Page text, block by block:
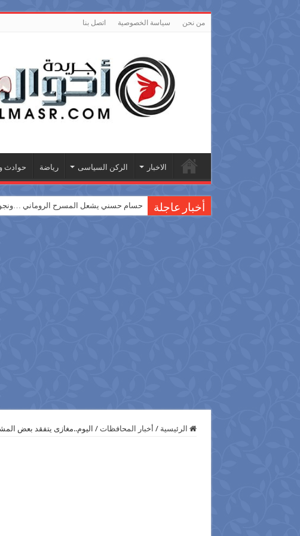
من نحن سياسة الخصوصية اتصل بنا
الاخبار الركن السياسى رياضة حوادث
أخبار عاجلة حسام حسني يشعل المسرح الروماني
الرئيسية / أخبار المحافظات / اليوم..مغازى يتفقد بعض